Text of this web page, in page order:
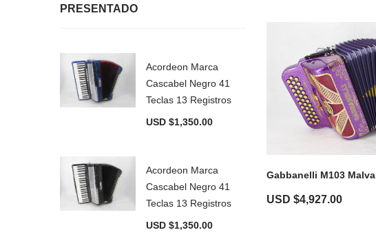
PRESENTADO
Acordeon Marca
Cascabel Negro 41
Teclas 13 Registros
USD $1,350.00
Acordeon Marca
Cascabel Negro 41
Teclas 13 Registros
USD $1,350.00
Gabbanelli M103 Malva
USD $4,927.00